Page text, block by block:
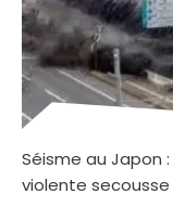
Séisme au Japon
violente